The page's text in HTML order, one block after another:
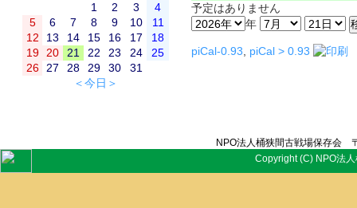
1
2 3
4
5
6 7 8 9 10
11
12
13 14 15 16 17
18
19
20 21 22 23 24
25
26
27 28 29 30
31
＜今日＞
予定はありません
年
piCal-0.93, piCal > 0.93
NPO法人桶狭間古戦場保存
Copyright (C) NPO法